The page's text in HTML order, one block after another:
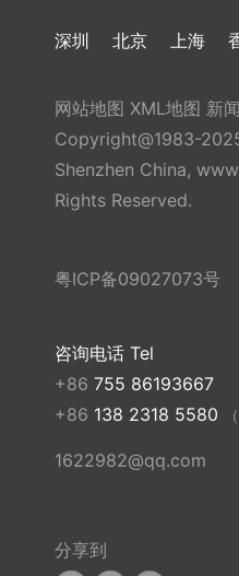
深圳 北京 上海
网站地图 XML地图 新闻
Copyright@1983-
Shenzhen China,
Rights Reserved.
粤ICP备09027073号
咨询电话 Tel
+86 755 86193667
+86 138 2318 5580
1622982@qq.com
分享到